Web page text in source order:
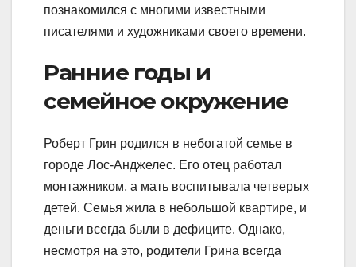
познакомился с многими известными
писателями и художниками своего времени.
Ранние годы и
семейное окружение
Роберт Грин родился в небогатой семье в
городе Лос-Анджелес. Его отец работал
монтажником, а мать воспитывала четверых
детей. Семья жила в небольшой квартире, и
деньги всегда были в дефиците. Однако,
несмотря на это, родители Грина всегда